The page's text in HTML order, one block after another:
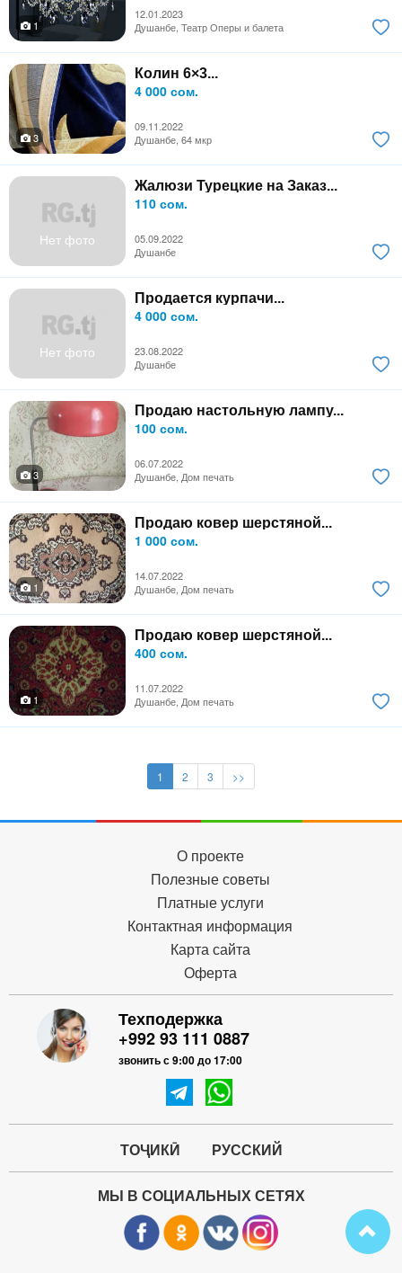
12.01.2023
1
Душанбе, Театр Оперы и балета
Колин 6×3...
4 000 сом.
09.11.2022
3
Душанбе, 64 мкр
Нет фото
Жалюзи Турецкие на Заказ...
110 сом.
05.09.2022
Душанбе
Нет фото
Продается курпачи...
4 000 сом.
23.08.2022
Душанбе
Продаю настольную лампу...
100 сом.
06.07.2022
3
Душанбе, Дом печать
Продаю ковер шерстяной...
1 000 сом.
14.07.2022
1
Душанбе, Дом печать
Продаю ковер шерстяной...
400 сом.
11.07.2022
1
Душанбе, Дом печать
1 2 3 >>
О проекте
Полезные советы
Платные услуги
Контактная информация
Карта сайта
Оферта
Техподержка
+992 93 111 0887
звонить с 9:00 до 17:00
ТОҶИКӢ РУССКИЙ
МЫ В СОЦИАЛЬНЫХ СЕТЯХ